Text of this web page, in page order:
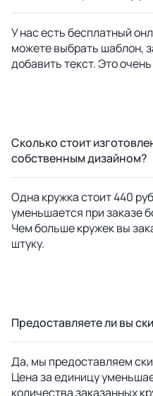
У нас есть бесплатный
можете выбрать шаблон,
добавить текст. Это
Сколько стоит
собственным дизайном?
Одна кружка стоит 440
уменьшается при заказе
Чем больше кружек вы
штуку.
Предоставляете ли вы
Да, мы предоставляем
Цена за единицу
количества заказанных